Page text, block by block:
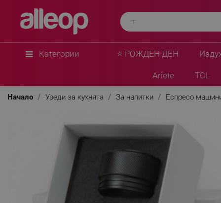
Категории ⭐ РОЖДЕН ДЕН
Ariete TCL
Начало Уреди за кухнята За напитки
Еспресо
Outin
Комплект 5 бр аксесоари за двойно еспресо
Неръждаема стомана, Без BPA, Черен
★★★★★(0) 0 Въпроса